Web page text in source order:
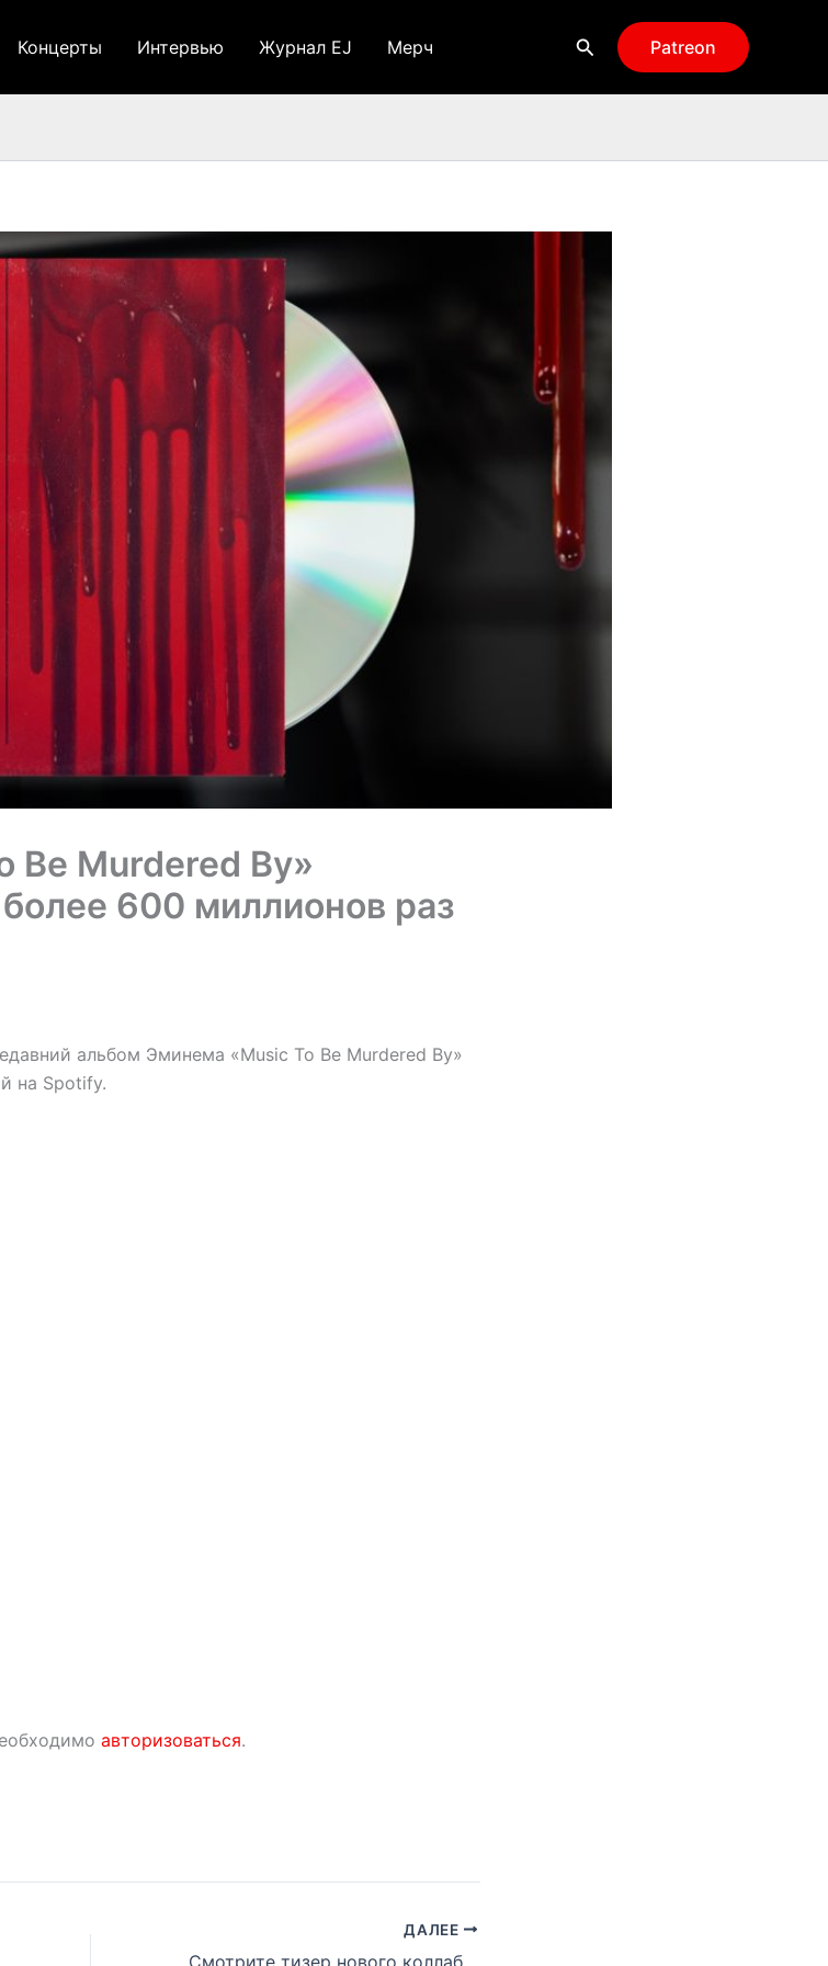
Концерты Интервью Журнал EJ Мерч Поиск Patreon
Be Murdered By»
600 миллионов раз
альбом Эминема «Music To Be Murdered By»
на Spotify.
авторизоваться.
ДАЛЕЕ